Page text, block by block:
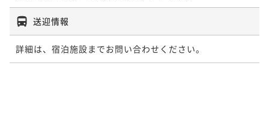
送迎情報
詳細は、宿泊施設までお問い合わせください。